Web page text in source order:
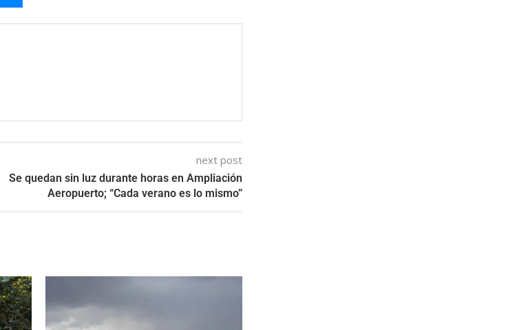
next post
Se quedan sin luz durante horas en Ampliación
Aeropuerto; “Cada verano es lo mismo”